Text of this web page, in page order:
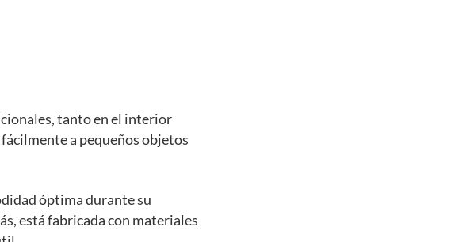
tanto en el interior
a pequeños objetos
óptima durante su
está fabricada con materiales